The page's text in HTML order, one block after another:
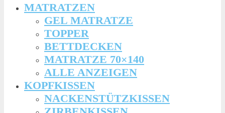
MATRATZEN
GEL MATRATZE
TOPPER
BETTDECKEN
MATRATZE 70×140
ALLE ANZEIGEN
KOPFKISSEN
NACKENSTÜTZKISSEN